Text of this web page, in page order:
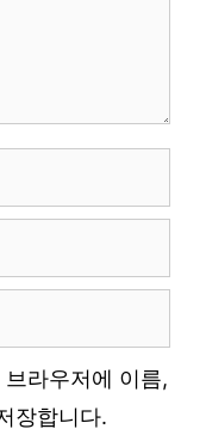
라우저에 이름,
장합니다.